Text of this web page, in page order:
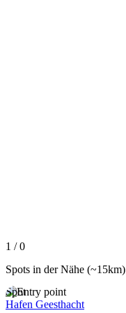
Slide 1 of 0 is displayed
1 / 0
Spots in der Nähe (~15km)
Spot
Hafen Geesthacht